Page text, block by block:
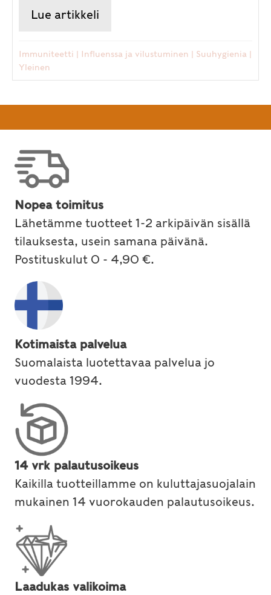
Lue artikkeli
Immuniteetti | Influenssa ja vilustuminen | Suuhygienia |
Yleinen
Nopea toimitus
Lähetämme tuotteet 1-2 arkipäivän sisällä
tilauksesta, usein samana päivänä.
Postituskulut 0 - 4,90 €.
Kotimaista palvelua
Suomalaista luotettavaa palvelua jo
vuodesta 1994.
14 vrk palautusoikeus
Kaikilla tuotteillamme on kuluttajasuojalain
mukainen 14 vuorokauden palautusoikeus.
Laadukas valikoima